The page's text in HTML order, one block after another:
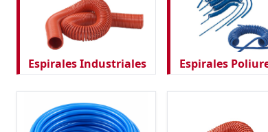
Espirales Industriales Espirales